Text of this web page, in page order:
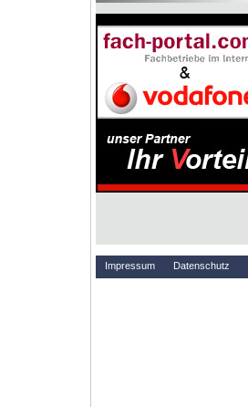
Impressum Datenschutz